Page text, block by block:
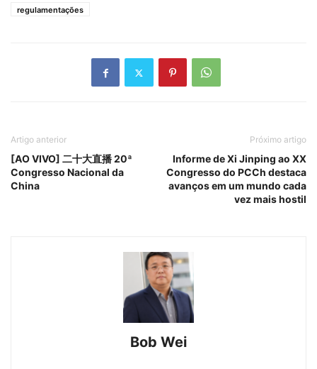
regulamentações
Artigo anterior
[AO VIVO] 二十大直播 20ª
Congresso Nacional da
China
Próximo artigo
Informe de Xi Jinping ao XX
Congresso do PCCh destaca
avanços em um mundo cada
vez mais hostil
Bob Wei